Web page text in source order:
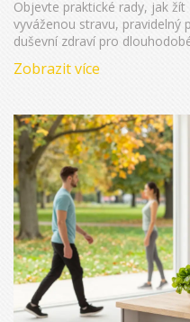
Objevte praktické rady, jak
vyváženou stravu, pravidelný
duševní zdraví pro
Zobrazit více